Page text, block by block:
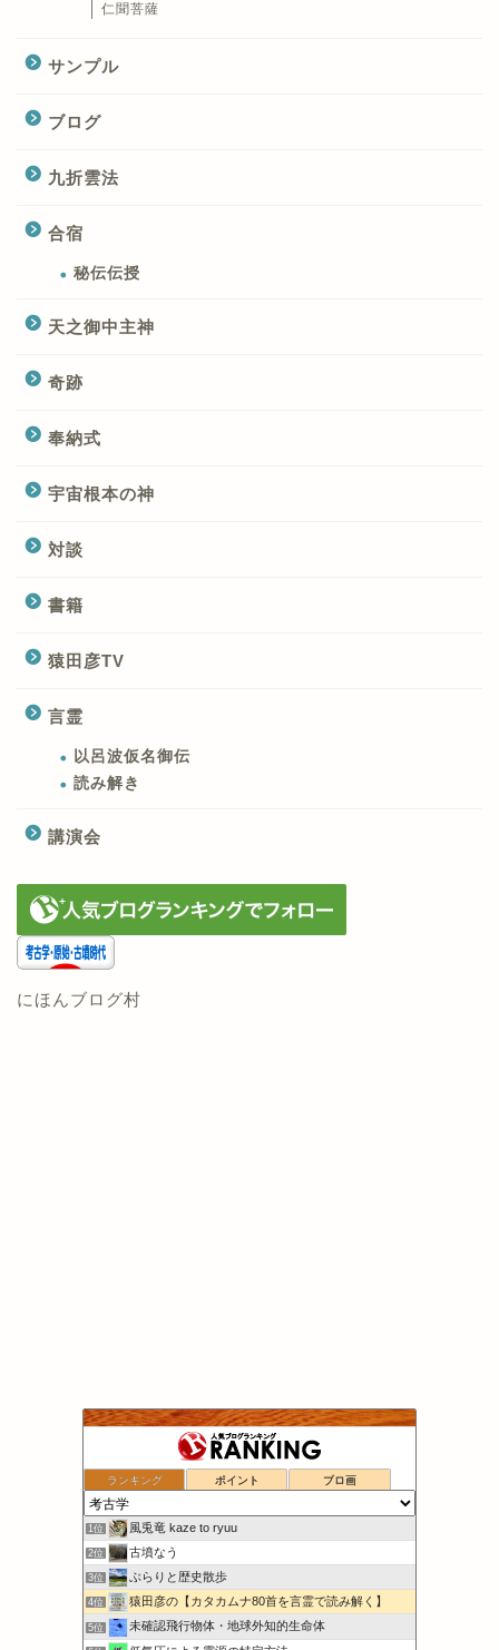
仁聞菩薩
サンプル
ブログ
九折雲法
合宿
秘伝伝授
天之御中主神
奇跡
奉納式
宇宙根本の神
対談
書籍
猿田彦TV
言霊
以呂波仮名御伝
読み解き
講演会
にほんブログ村
ランキング ポイント ブロ画
1位 風兎竜 kaze to ryuu
2位 古墳なう
3位 ぶらりと歴史散歩
4位 猿田彦の【カタカムナ80首を言霊で読み解く】
5位 未確認飛行物体・地球外知的生命体